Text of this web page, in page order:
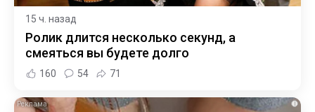
15 ч. назад
Ролик длится несколько секунд, а
смеяться вы будете долго
160 54 71
i